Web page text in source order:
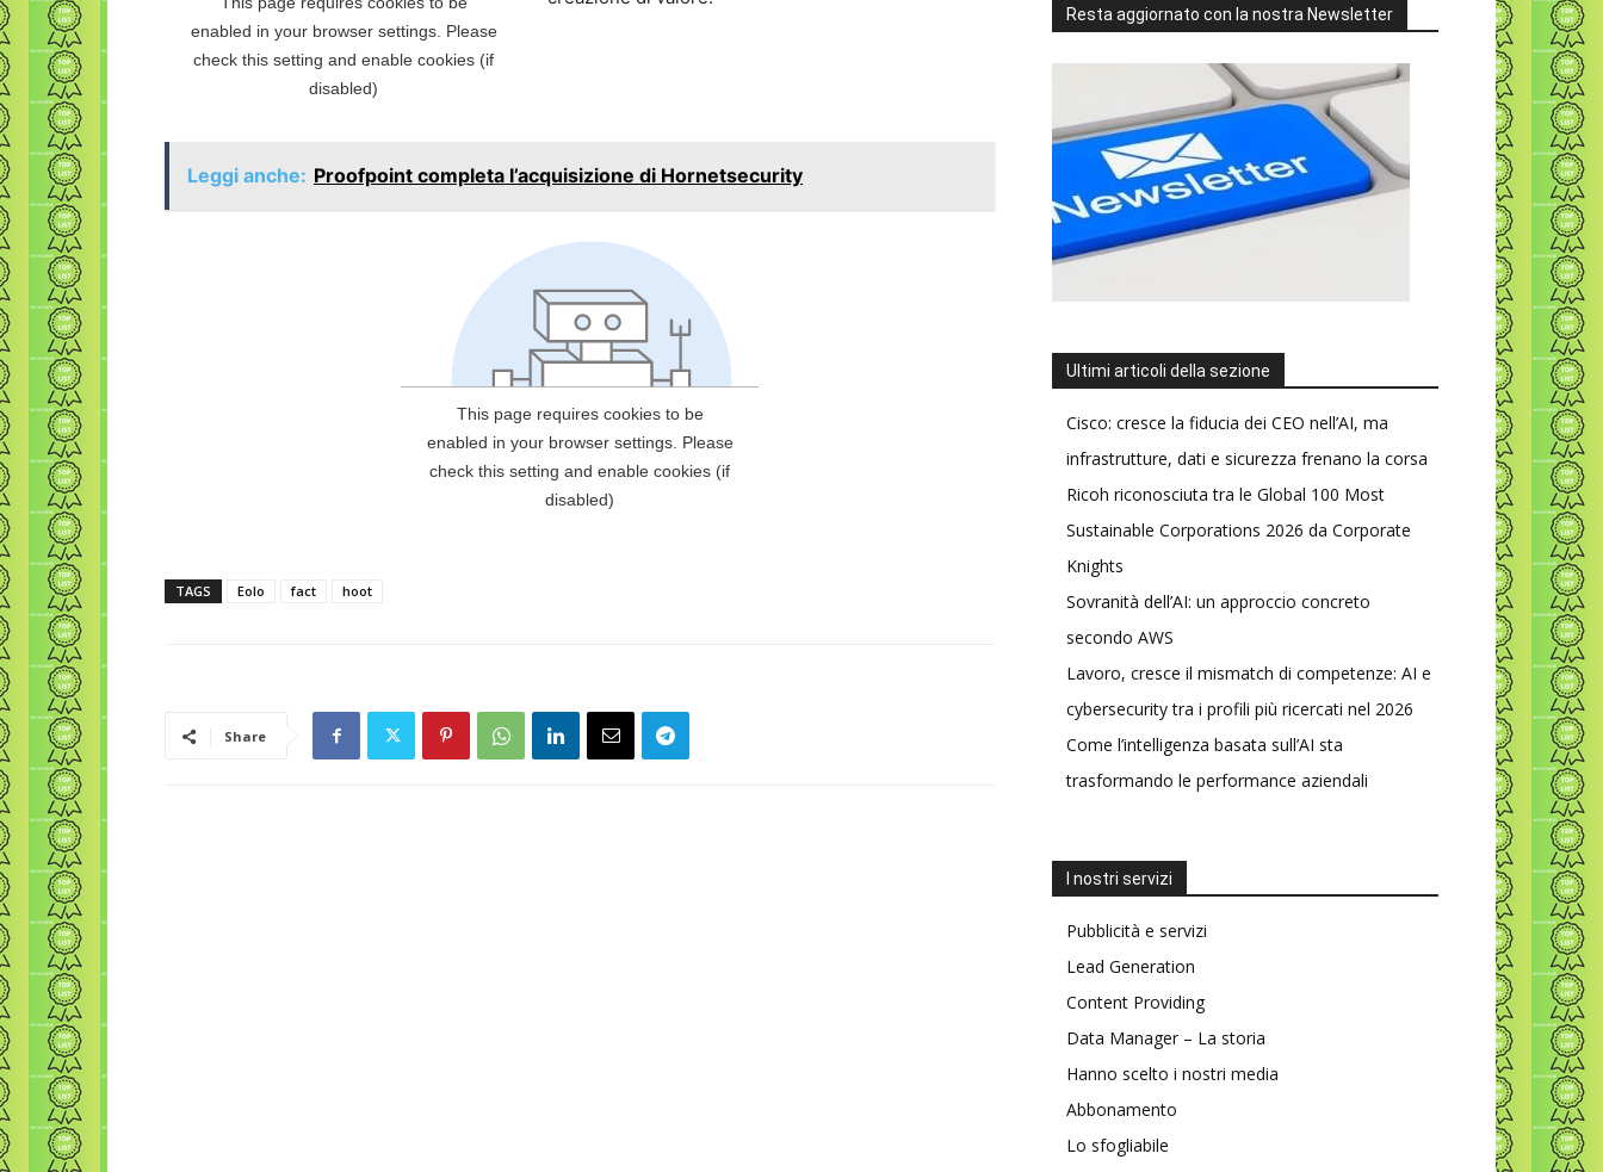
Leggi anche: Proofpoint completa l’acquisizione di Hornetsecurity
TAGS Eolo fact hoot
Share
Resta aggiornato con la nostra Newsletter
Ultimi articoli della sezione
Cisco: cresce la fiducia dei CEO nell’AI, ma
infrastrutture, dati e sicurezza frenano la corsa
Ricoh riconosciuta tra le Global 100 Most
Sustainable Corporations 2026 da Corporate
Knights
Sovranità dell’AI: un approccio concreto
secondo AWS
Lavoro, cresce il mismatch di competenze: AI e
cybersecurity tra i profili più ricercati nel 2026
Come l’intelligenza basata sull’AI sta
trasformando le performance aziendali
I nostri servizi
Pubblicità e servizi
Lead Generation
Content Providing
Data Manager – La storia
Hanno scelto i nostri media
Abbonamento
Lo sfogliabile